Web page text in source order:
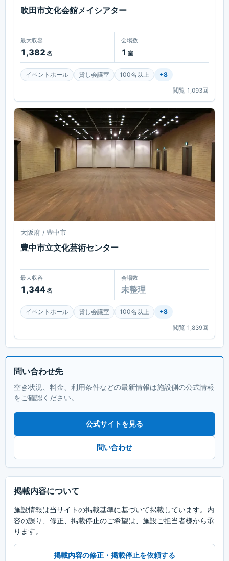
吹田市文化会館メイシアター
最大収容
1,382 名
会場数
1 室
イベントホール 貸し会議室 100名以上 +8
閲覧 1,093回
大阪府 / 豊中市
豊中市立文化芸術センター
最大収容
1,344名
会場数
未整理
イベントホール 貸し会議室 100名以上 +8
閲覧 1,839回
問い合わせ先
空き状況、料金、利用条件などの最新情報は施設側の公式情報
をご確認ください。
公式サイトを見る
問い合わせ
掲載内容について
施設情報は当サイトの掲載基準に基づいて掲載しています。内
容の誤り、修正、掲載停止のご希望は、施設ご担当者様から承
ります。
掲載内容の修正・掲載停止を依頼する